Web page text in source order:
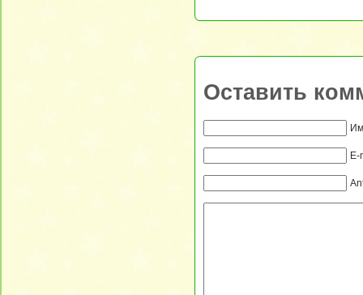
Оставить
E-